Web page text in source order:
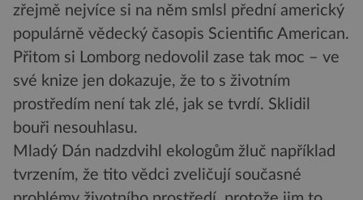
zřejmě nejvíce si na něm smlsl přední americký
populárně vědecký časopis Scientific American.
Přitom si Lomborg nedovolil zase tak moc – ve
své knize jen dokazuje, že to s životním
prostředím není tak zlé, jak se tvrdí. Sklidil
bouři nesouhlasu.
Mladý Dán nadzdvihl ekologům žluč například
tvrzením, že tito vědci zveličují současné